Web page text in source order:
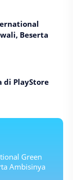
Beserta
di PlayStore
Green
Ambisinya